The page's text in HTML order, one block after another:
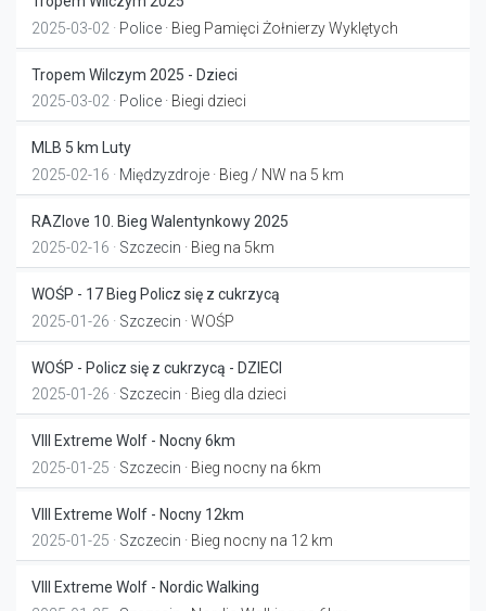
2025-03-02 · Police · Bieg Pamięci Żołnierzy Wyklętych
Tropem Wilczym 2025 - Dzieci
2025-03-02 · Police · Biegi dzieci
MLB 5 km Luty
2025-02-16 · Międzyzdroje · Bieg / NW na 5 km
RAZlove 10. Bieg Walentynkowy 2025
2025-02-16 · Szczecin · Bieg na 5km
WOŚP - 17 Bieg Policz się z cukrzycą
2025-01-26 · Szczecin · WOŚP
WOŚP - Policz się z cukrzycą - DZIECI
2025-01-26 · Szczecin · Bieg dla dzieci
VIII Extreme Wolf - Nocny 6km
2025-01-25 · Szczecin · Bieg nocny na 6km
VIII Extreme Wolf - Nocny 12km
2025-01-25 · Szczecin · Bieg nocny na 12 km
VIII Extreme Wolf - Nordic Walking